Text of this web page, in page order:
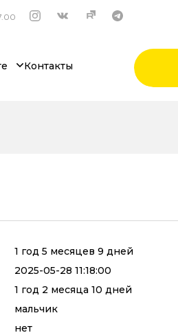
Контакты
1 год 5 месяцев 9 дней
2025-05-28 11:18:00
1 год 2 месяца 10 дней
мальчик
нет